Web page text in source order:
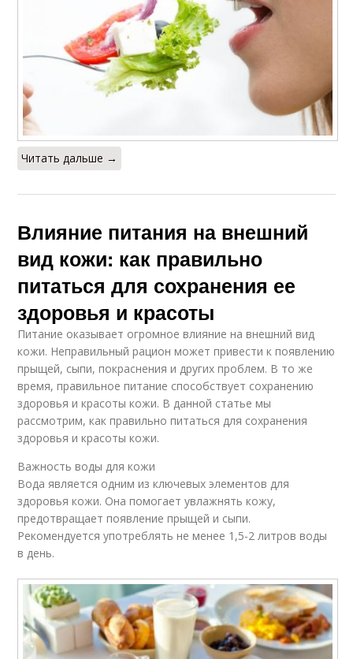
Читать дальше →
Влияние питания на внешний
вид кожи: как правильно
питаться для сохранения ее
здоровья и красоты
Питание оказывает огромное влияние на внешний вид
кожи. Неправильный рацион может привести к появлению
прыщей, сыпи, покраснения и других проблем. В то же
время, правильное питание способствует сохранению
здоровья и красоты кожи. В данной статье мы
рассмотрим, как правильно питаться для сохранения
здоровья и красоты кожи.
Важность воды для кожи
Вода является одним из ключевых элементов для
здоровья кожи. Она помогает увлажнять кожу,
предотвращает появление прыщей и сыпи.
Рекомендуется употреблять не менее 1,5-2 литров воды
в день.